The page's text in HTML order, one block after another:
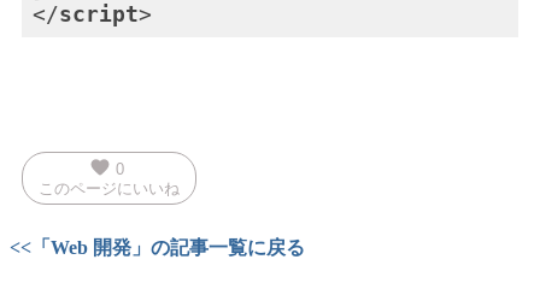
</script>
favorite 0
このページにいいね
<<「Web 開発」の記事一覧に戻る